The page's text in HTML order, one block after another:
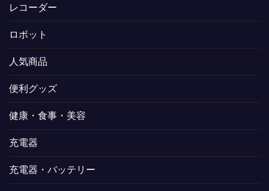
レコーダー
ロボット
人気商品
便利グッズ
健康・食事・美容
充電器
充電器・バッテリー